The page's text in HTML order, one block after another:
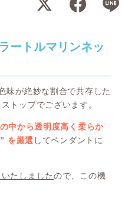
ートルマリンネッ
味が絶妙な割合で共存した
トップでございます。
中から透明度高く柔らか
を厳選 してペンダントに
たしましたので、この機